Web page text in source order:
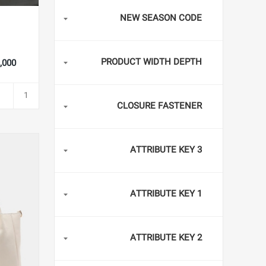
NEW SEASON CODE
PRODUCT WIDTH DEPTH
CLOSURE FASTENER
ATTRIBUTE KEY 3
ATTRIBUTE KEY 1
ATTRIBUTE KEY 2